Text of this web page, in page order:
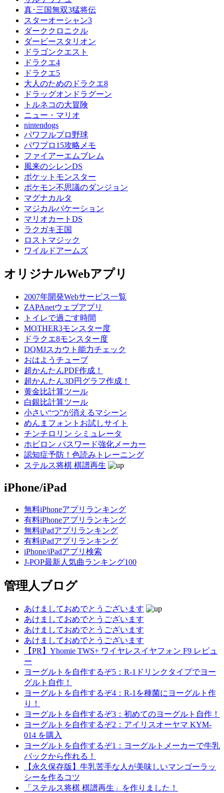
真･三国無双3猛将伝
スターオーシャン3
ダーククロニクル
ダービースタリオン
ドラゴンクエスト
ドラクエ4
ドラクエ5
大人のためのドラクエ8
ドラッグオンドラグーン
トルネコの大冒険
ニュー・マリオ
nintendogs
パワフルプロ野球
パワプロ15攻略メモ
ファイアーエムブレム
風来のシレンDS
ポケットモンスター
ポケモン不思議のダンジョン
マグナカルタ
マジカルバケーション
マリオカートDS
ラクガキ王国
ロストマジック
ワイルドアームズ
オリジナルWebアプリ
2007年開発Webサービス一覧
ZAPAnetウェブアプリ
トイレで過ごす時間
MOTHER3モンスター度
ドラクエ8モンスター度
DQMJスカウト能力チェック
おはようチューブ
超かんたんPDF作成！
超かんたん3D円グラフ作成！
黄金比計算ツール
白銀比計算ツール
小さい“つ”が消えるマシーン
めんまフォントお試しサイト
チンチロリン シミュレータ
ホビロン パスワード強化メーカー
認知症予防！色読みトレーニング
ステルス将棋 棋譜再生
iPhone/iPad
無料iPhoneアプリランキング
有料iPhoneアプリランキング
無料iPadアプリランキング
有料iPadアプリランキング
iPhone/iPadアプリ検索
J-POP最新人気曲ランキング100
管理人ブログ
あけましておめでとうございます
あけましておめでとうございます
あけましておめでとうございます
あけましておめでとうございます
【PR】Yhomie TWS+ ワイヤレスイヤフォン F9 レビュ
ー
ヨーグルトを自作するぞ5：R-1ドリンクタイプでヨー
グルト自作！
ヨーグルトを自作するぞ4：R-1を種菌にヨーグルト作
り！
ヨーグルトを自作するぞ3：初めてのヨーグルト自作！
ヨーグルトを自作するぞ2：アイリスオーヤマ KYM-
014 を購入
ヨーグルトを自作するぞ1：ヨーグルトメーカーで牛乳
パックから作れる！
【永久保存版】牛乳苦手な人が美味しいマンゴーラッ
シーを作るコツ
「ステルス将棋 棋譜再生」を作りました！